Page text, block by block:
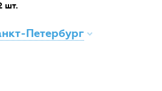
шт.
Петербург